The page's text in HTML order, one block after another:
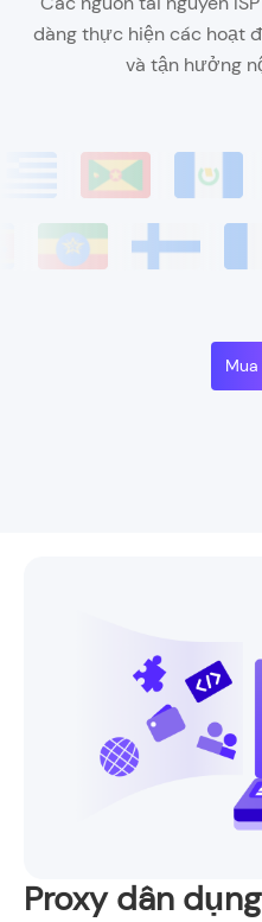
dàng thực hiện các hoạt
và tận hưởng
Proxy dân